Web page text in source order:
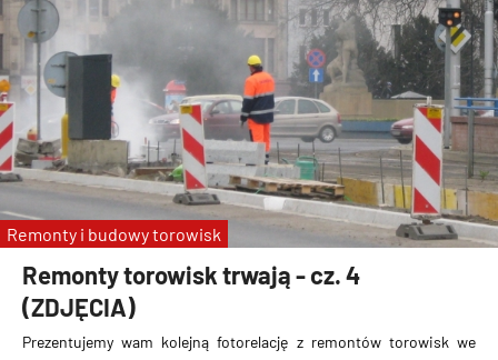
Remonty torowisk trwają - cz. 4
(ZDJĘCIA)
Prezentujemy wam kolejną fotorelację z remontów torowisk we
Remonty i budowy torowisk